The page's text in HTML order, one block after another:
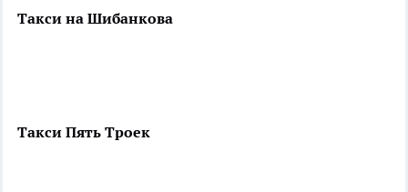
Такси на Шибанкова
Такси Пять Троек